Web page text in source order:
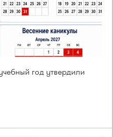
год утвердили